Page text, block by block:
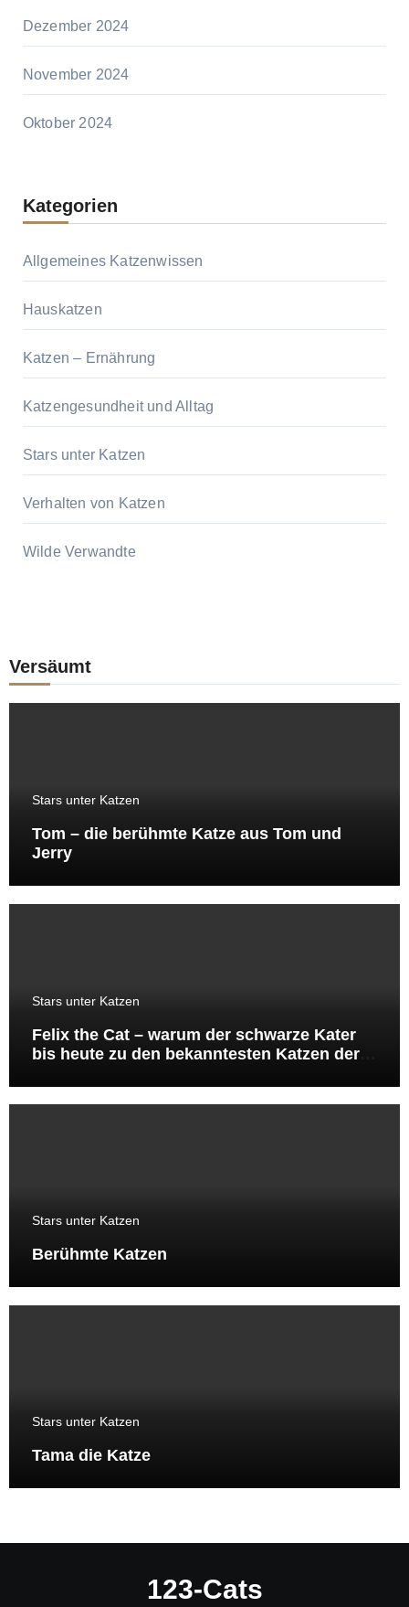
Dezember 2024
November 2024
Oktober 2024
Kategorien
Allgemeines Katzenwissen
Hauskatzen
Katzen – Ernährung
Katzengesundheit und Alltag
Stars unter Katzen
Verhalten von Katzen
Wilde Verwandte
Versäumt
Stars unter Katzen
Tom – die berühmte Katze aus Tom und
Jerry
Stars unter Katzen
Felix the Cat – warum der schwarze Kater
bis heute zu den bekanntesten Katzen der
Stars unter Katzen
Berühmte Katzen
Stars unter Katzen
Tama die Katze
123-Cats